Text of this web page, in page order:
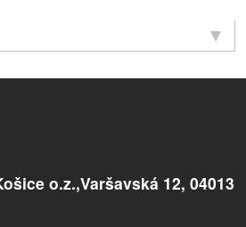
o.z.,Varšavská 12, 04013